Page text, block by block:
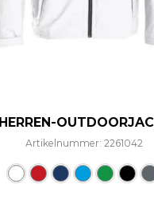
HERREN-
Artikelnummer: 2261042